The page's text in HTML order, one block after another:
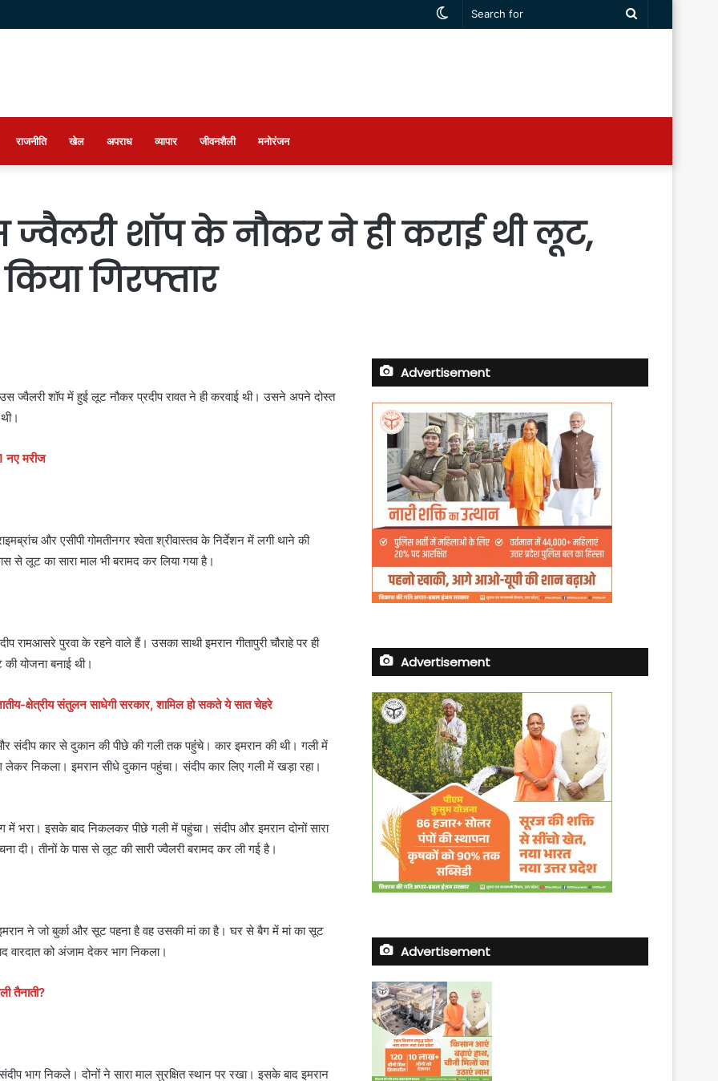
Search
Switch
राजनीति खेल अपराध व्यापार जीवनशैली मनोरंजन
शॉप के नौकर ने ही कराई थी लूट,
गिरफ्तार
हाउस ज्वैलरी शॉप में हुई लूट नौकर प्रदीप रावत ने ही करवाई थी। उसने अपने दोस्त
नए मरीज
और एसीपी गोमतीनगर श्वेता श्रीवास्तव के निर्देशन में लगी थाने की
से लूट का सारा माल भी बरामद कर लिया गया है।
रामआसरे पुरवा के रहने वाले हैं। उसका साथी इमरान गीतापुरी चौराहे पर ही
योजना बनाई थी।
क्षेत्रीय संतुलन साधेगी सरकार, शामिल हो सकते ये सात चेहरे
और संदीप कार से दुकान की पीछे की गली तक पहुंंचे। कार इमरान की थी। गली में
निकला। इमरान सीधे दुकान पहुंचा। संदीप कार लिए गली में खड़ा रहा।
इसके बाद निकलकर पीछे गली में पहुंचा। संदीप और इमरान दोनों सारा
तीनों के पास से लूट की सारी ज्वैलरी बरामद कर ली गई है।
ने जो बुर्का और सूट पहना है वह उसकी मां का है। घर से बैग में मां का सूट
वारदात को अंजाम देकर भाग निकला।
तैनाती?
भाग निकले। दोनों ने सारा माल सुरक्षित स्थान पर रखा। इसके बाद इमरान
Advertisement
Advertisement
Advertisement